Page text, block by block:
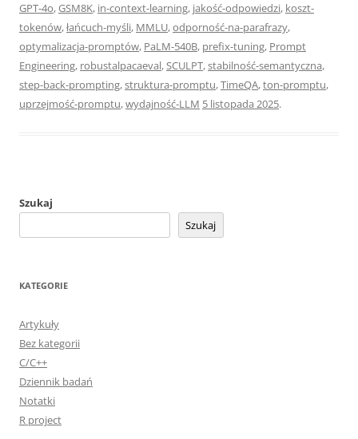
GPT-4o,GSM8K, in-context-learning, jakość-odpowiedzi, koszt-
tokenów,łańcuch-myśli, MMLU,odporność-na-parafrazy,
optymalizacja-promptów, PaLM-540B, prefix-tuning, Prompt
Engineering, robustalpacaeval,SCULPT,stabilność-semantyczna,
step-back-prompting,struktura-promptu,TimeQA,ton-promptu,
uprzejmość-promptu,wydajność-LLM 5 listopada 2025.
Szukaj
Szukaj
KATEGORIE
Artykuły
Bez kategorii
C/C++
Dziennik badań
Notatki
R project